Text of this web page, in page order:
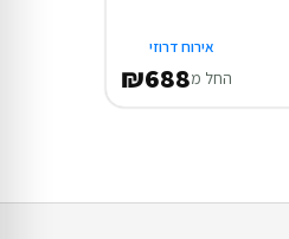
אירוח דרוזי
החל מ₪688